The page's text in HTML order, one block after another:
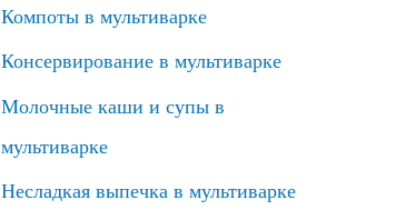
Компоты в мультиварке
Консервирование в мультиварке
Молочные каши и супы в
мультиварке
Несладкая выпечка в мультиварке